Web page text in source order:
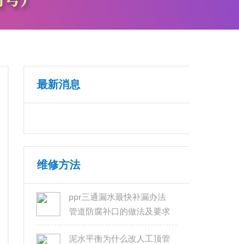
最新消息
维修方法
ppr三通漏水最快补漏办法
管道防腐补口的做法及要求
泥水平衡为什么改人工顶管